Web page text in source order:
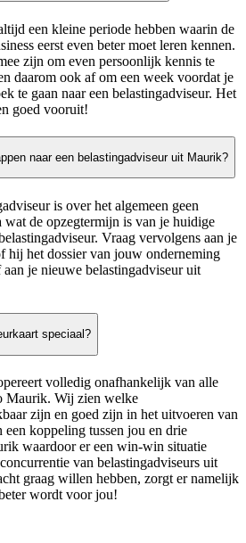
een kleine periode hebben waarin de
eerst even beter moet leren kennen.
zijn om even persoonlijk kennis te
daarom ook af om een week voordat je
te gaan naar een belastingadviseur. Het
goed vooruit!
naar een belastingadviseur uit Maurik?
is over het algemeen geen
wat de opzegtermijn is van je huidige
Vraag vervolgens aan je
hij het dossier van jouw onderneming
je nieuwe belastingadviseur uit
speciaal?
volledig onafhankelijk van alle
Maurik. Wij zien welke
zijn en goed zijn in het uitvoeren van
koppeling tussen jou en drie
waardoor er een win-win situatie
van belastingadviseurs uit
graag willen hebben, zorgt er namelijk
wordt voor jou!